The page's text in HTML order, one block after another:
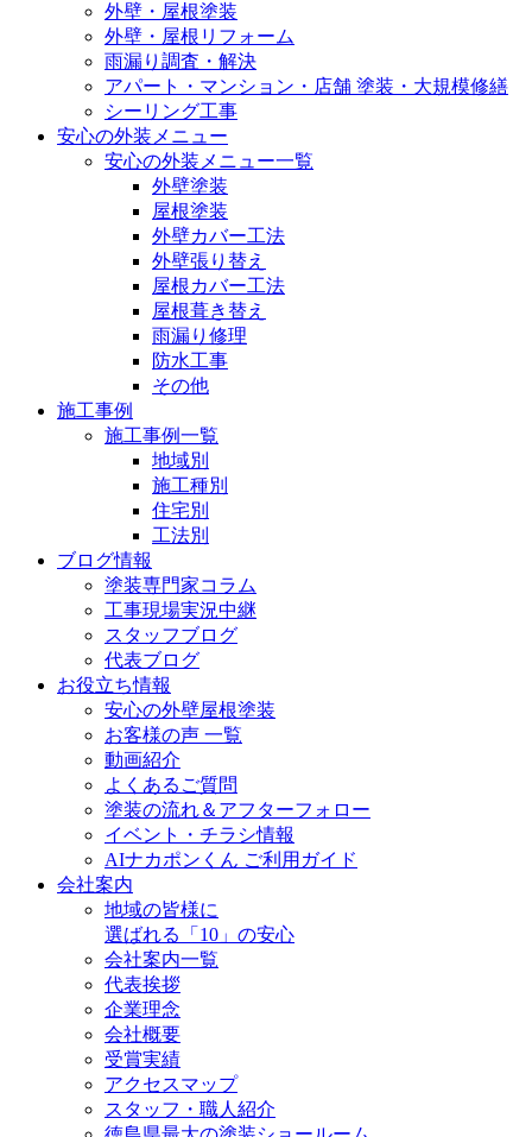
外壁・屋根塗装
外壁・屋根リフォーム
雨漏り調査・解決
アパート・マンション・店舗 塗装・大規模修繕
シーリング工事
安心の外装メニュー
安心の外装メニュー一覧
外壁塗装
屋根塗装
外壁カバー工法
外壁張り替え
屋根カバー工法
屋根葺き替え
雨漏り修理
防水工事
その他
施工事例
施工事例一覧
地域別
施工種別
住宅別
工法別
ブログ情報
塗装専門家コラム
工事現場実況中継
スタッフブログ
代表ブログ
お役立ち情報
安心の外壁屋根塗装
お客様の声 一覧
動画紹介
よくあるご質問
塗装の流れ＆アフターフォロー
イベント・チラシ情報
AIナカポンくん ご利用ガイド
会社案内
地域の皆様に
選ばれる「10」の安心
会社案内一覧
代表挨拶
企業理念
会社概要
受賞実績
アクセスマップ
スタッフ・職人紹介